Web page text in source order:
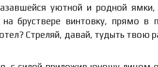
уютной и родной
бруствере винтовку, прямо в
Стреляй, давай, тудыть твою